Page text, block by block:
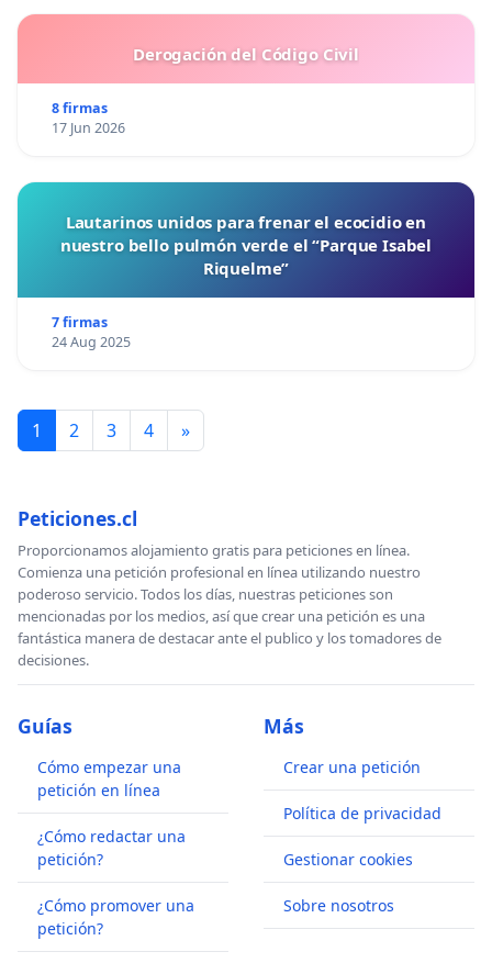
Derogación del Código Civil
8 firmas
17 Jun 2026
Lautarinos unidos para frenar el ecocidio en
nuestro bello pulmón verde el “Parque Isabel
Riquelme”
7 firmas
24 Aug 2025
1 2 3 4 »
Peticiones.cl
Proporcionamos alojamiento gratis para peticiones en línea.
Comienza una petición profesional en línea utilizando nuestro
poderoso servicio. Todos los días, nuestras peticiones son
mencionadas por los medios, así que crear una petición es una
fantástica manera de destacar ante el publico y los tomadores de
decisiones.
Guías
Cómo empezar una
petición en línea
¿Cómo redactar una
petición?
¿Cómo promover una
petición?
Más
Crear una petición
Política de privacidad
Gestionar cookies
Sobre nosotros